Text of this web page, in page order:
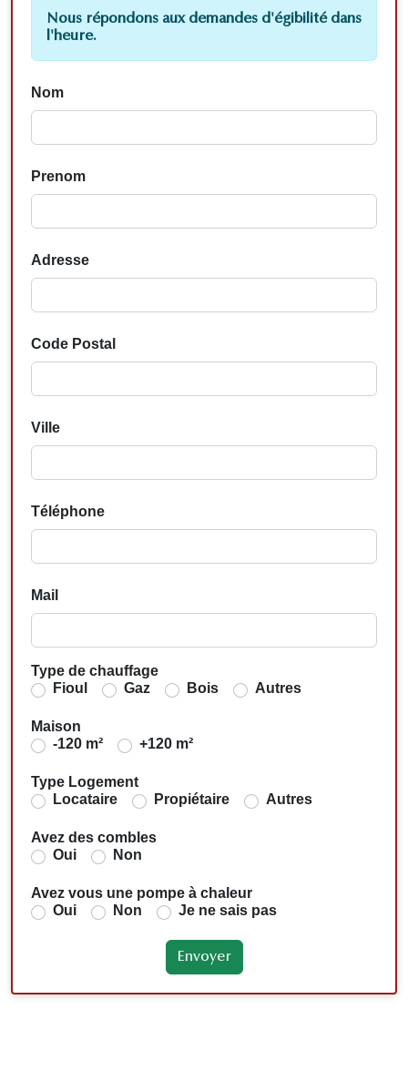
Nous répondons aux demandes d'égibilité dans
l'heure.
Nom
Prenom
Adresse
Code Postal
Ville
Téléphone
Mail
Type de chauffage
Fioul
Gaz Bois Autres
Maison
-120 m²
+120 m²
Type Logement
Locataire
Propiétaire Autres
Avez des combles
Oui
Non
Avez vous une pompe à chaleur
Oui
Non Je ne sais pas